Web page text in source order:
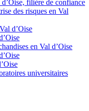
filière de confiance
des risques en Val
d’Oise
en Val d’Oise
universitaires